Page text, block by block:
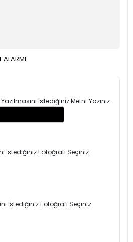
ALARMI
İstediğiniz Metni Yazınız
İstediğiniz Fotoğrafı Seçiniz
İstediğiniz Fotoğrafı Seçiniz